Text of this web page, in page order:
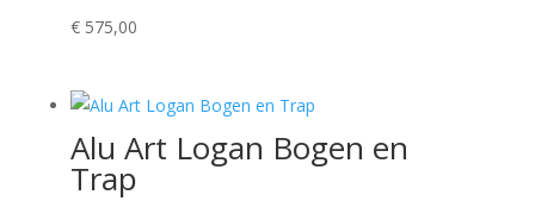
€575,00
Alu Art Logan Bogen en
Trap